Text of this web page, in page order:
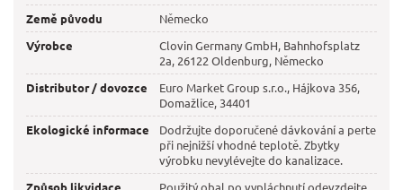
Země původu
Německo
Výrobce
Clovin Germany GmbH, Bahnhofsplatz
2a, 26122 Oldenburg, Německo
Distributor / dovozce
Euro Market Group s.r.o., Hájkova 356,
Domažlice, 34401
Ekologické informace
Dodržujte doporučené dávkování a perte
při nejnižší vhodné teplotě. Zbytky
výrobku nevylévejte do kanalizace.
Způsob likvidace
Použitý obal po vypláchnutí odevzdejte